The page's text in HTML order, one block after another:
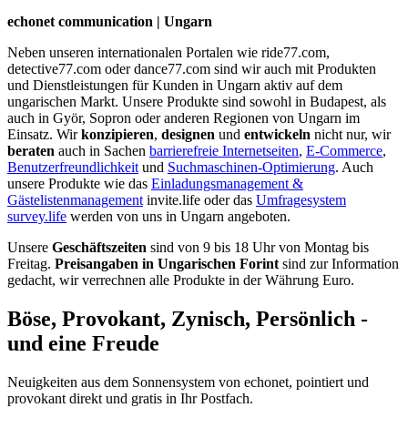
echonet communication | Ungarn
Neben unseren internationalen Portalen wie ride77.com,
detective77.com oder dance77.com sind wir auch mit Produkten
und Dienstleistungen für Kunden in Ungarn aktiv auf dem
ungarischen Markt. Unsere Produkte sind sowohl in Budapest, als
auch in Györ, Sopron oder anderen Regionen von Ungarn im
Einsatz. Wirkonzipieren, designen und entwickeln nicht nur, wir
beraten auch in Sachen barrierefreie Internetseiten, E-Commerce,
Benutzerfreundlichkeit und Suchmaschinen-Optimierung. Auch
unsere Produkte wie das Einladungsmanagement &
Gästelistenmanagement invite.life oder das Umfragesystem
survey.life werden von uns in Ungarn angeboten.
Unsere Geschäftszeiten sind von 9 bis 18 Uhr von Montag bis
Freitag. Preisangaben in Ungarischen Forint sind zur Information
gedacht, wir verrechnen alle Produkte in der Währung Euro.
Böse, Provokant, Zynisch, Persönlich -
und eine Freude
Neuigkeiten aus dem Sonnensystem von echonet, pointiert und
provokant direkt und gratis in Ihr Postfach.